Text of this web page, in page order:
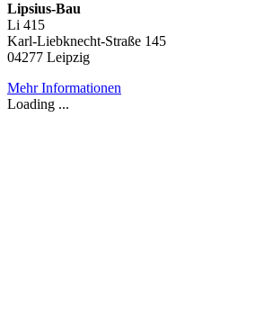
Lipsius-Bau
Li 415
Karl-Liebknecht-Straße 145
04277 Leipzig
Mehr Informationen
Loading ...